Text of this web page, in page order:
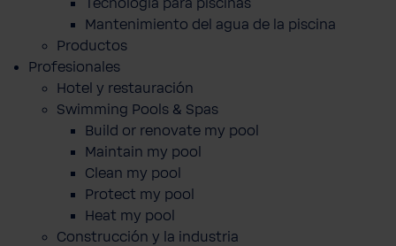
Tecnología para piscinas
Mantenimiento del agua de la piscina
Productos
Profesionales
Hotel y restauración
Swimming Pools & Spas
Build or renovate my pool
Maintain my pool
Clean my pool
Protect my pool
Heat my pool
Construcción y la industria